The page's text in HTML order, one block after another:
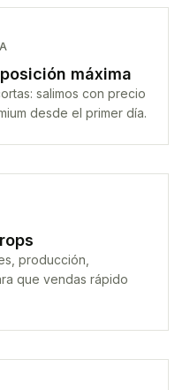
máxima
salimos con precio
desde el primer día.
producción,
que vendas rápido